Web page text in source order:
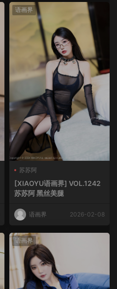
语画界
苏苏阿
[XIAOYU语画界] VOL.1242
苏苏阿 黑丝美腿
语画界 2026-02-08
语画界